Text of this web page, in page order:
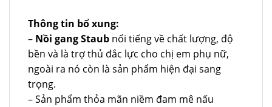
Thông tin bổ xung:
– Nồi gang Staub nổi tiếng về chất lượng, độ
bền và là trợ thủ đắc lực cho chị em phụ nữ,
ngoài ra nó còn là sản phẩm hiện đại sang
trọng.
– Sản phẩm thỏa mãn niềm đam mê nấu